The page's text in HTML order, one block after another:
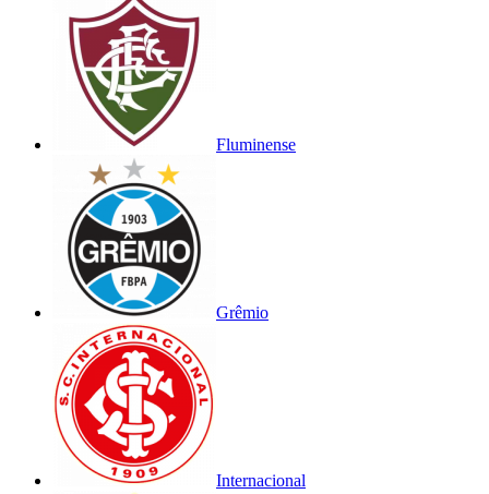
Fluminense
Grêmio
Internacional